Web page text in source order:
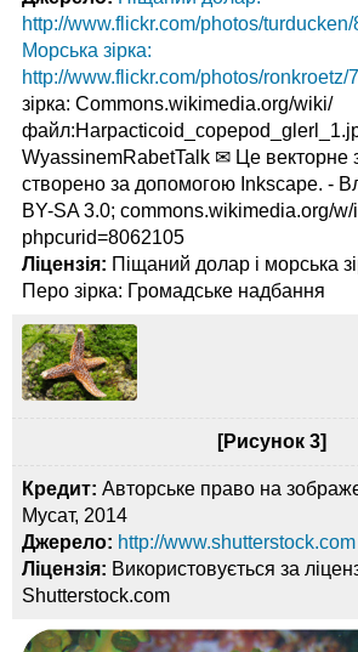
http://www.flickr.com/photos/
Морська зірка:
http://www.flickr.com/photos/ronkroetz/
зірка: Commons.wikimedia.org/wiki/
WyassinemRabetTalk ✉ Це векторне
створено за допомогою Inkscape. -
BY-SA 3.0; commons.wikimedia.org/w/
phpcurid=8062105
Ліцензія: Піщаний долар і морська
Перо зірка: Громадське надбання
[Рисунок 3]
Кредит: Авторське право на
Мусат, 2014
Джерело: http://www.shutterstock.com
Ліцензія: Використовується за
Shutterstock.com